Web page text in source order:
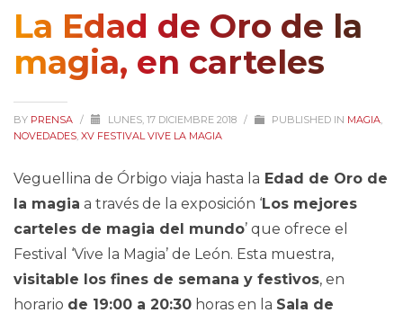
La Edad de Oro de la
magia, en carteles
BY PRENSA / LUNES, 17 DICIEMBRE 2018 / PUBLISHED IN MAGIA,
NOVEDADES, XV FESTIVAL VIVE LA MAGIA
Veguellina de Órbigo viaja hasta la Edad de Oro de
la magia a través de la exposición ‘Los mejores
carteles de magia del mundo’ que ofrece el
Festival ‘Vive la Magia’ de León. Esta muestra,
visitable los fines de semana y festivos, en
horario de 19:00 a 20:30 horas en la Sala de